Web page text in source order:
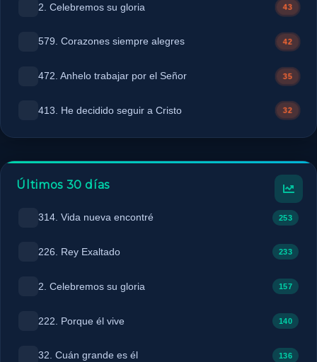
2. Celebremos su gloria 43
579. Corazones siempre alegres 42
472. Anhelo trabajar por el Señor 35
413. He decidido seguir a Cristo 32
Últimos 30 días
314. Vida nueva encontré 253
226. Rey Exaltado 233
2. Celebremos su gloria 157
222. Porque él vive 140
32. Cuán grande es él 136